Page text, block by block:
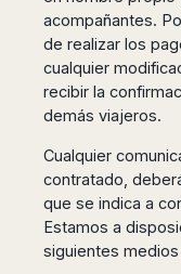
London
Birmingham
Cardiff
Edinburgh
Liverpool
Manchester
Nottingham
Trapani
Comiso
-
Ragusa
Poland
Gdańsk
Katowice
Kraków
Łódź
Lublin
Moscow
Minsk
Yerevan
Tbilisi
Petersburg
Split
Zagreb
Dubrovnik
Pula
Cam
Ranh
Quy
Nhon
Da
Ho
Minh
Tagbilaran
Orlando
Tampa
Quebec
Toronto
Montreal
Calgary
Ottawa
Mexico
acompañantes.
de realizar los
cualquier
recibir la
demás viajeros.
Cualquier
contratado,
que se indica a
Estamos a
siguientes